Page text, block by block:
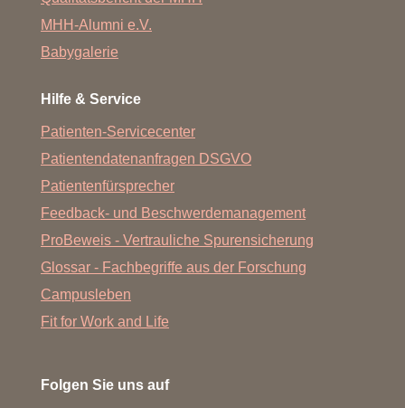
MHH-Alumni e.V.
Babygalerie
Hilfe & Service
Patienten-Servicecenter
Patientendatenanfragen DSGVO
Patientenfürsprecher
Feedback- und Beschwerdemanagement
ProBeweis - Vertrauliche Spurensicherung
Glossar - Fachbegriffe aus der Forschung
Campusleben
Fit for Work and Life
Folgen Sie uns auf